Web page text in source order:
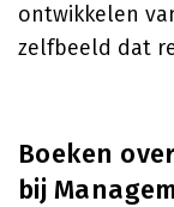
ontwikkelen
zelfbeeld dat
Boeken
bij